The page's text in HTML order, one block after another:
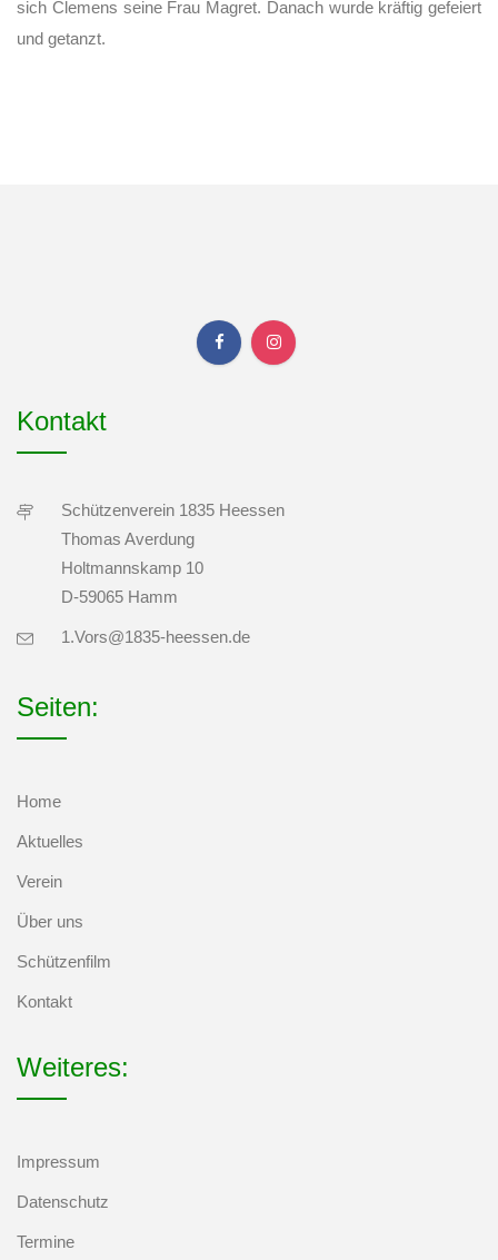
sich Clemens seine Frau Magret. Danach wurde kräftig gefeiert
und getanzt.
Kontakt
Schützenverein 1835 Heessen
Thomas Averdung
Holtmannskamp 10
D-59065 Hamm
1.Vors@1835-heessen.de
Seiten:
Home
Aktuelles
Verein
Über uns
Schützenfilm
Kontakt
Weiteres:
Impressum
Datenschutz
Termine